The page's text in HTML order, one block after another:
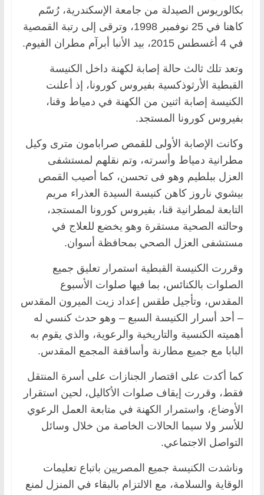
بكالوريوس الصيدلة من جامعة الإسكندرية، رُسّم
كاهنا في 25 نوفمبر 1998، وترقى إلى رتبة القمصية
في 4 أغسطس 2015، بيد الأنبا أبرآم مطران الفيوم.
وتعد تلك ثالث حالة إصابة لكهنة داخل الكنيسة
القبطية الأرثوذكسية بفيروس كورونا، إذ أعلنت
الكنيسة إصابة اثنين من الكهنة في دمياط وقنا،
بفيروس كورونا المستجد.
وكانت الإصابة الأولى للقمص صرابامون مترى وكيل
مطرانية دمياط وأسرته، وتم نقلهم لمستشفى
العزل ببلطيم وهو فى تحسن، كما أصيب القمص
بيشوي ناروز كاهن كنيسة السيدة العذراء مريم
التابعة لمطرانية قنا، بفيروس كورونا المستجد،
وحالته الصحية مستقرة وهو يخضع للعلاج في
مستشفى العزل الصحي بمحافظة أسوان.
وقررت الكنيسة القبطية استمرار تعليق جميع
الصلوات بالكنائس، بما فيها صلوات الأسبوع
المقدس، وتأجيل طقس إعداد زيت الميرون المقدس
– أحد أسرار الكنيسة السبع – وهو حدث كنسي له
أهميته الكنسية والتاريخية والرعوية، والذي يقوم به
البابا مع جميع مطارنة وأساقفة المجمع المقدس.
كما أكدت على اقتصار الجنازات على أسرة المنتقل
فقط، وقررت إيقاف صلوات الأكاليل، لحين استقرار
الأوضاع، واستمرار الكهنة في متابعة العمل الرعوي
للأسر ولا سيما الحالات الخاصة من خلال وسائل
التواصل الاجتماعي.
وناشدت الكنيسة جميع المصريين باتباع تعليمات
الوقاية والسلامة، مع الالتزام بالبقاء في المنزل لمنع